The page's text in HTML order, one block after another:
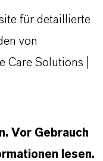
für detaillierte
von
Care Solutions |
Vor Gebrauch
lesen.